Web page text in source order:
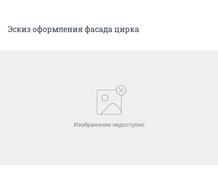
Эскиз оформления фасада цирка